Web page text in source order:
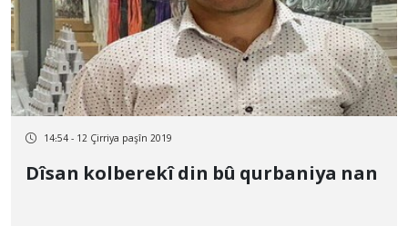
14:54 - 12 Çirriya paşîn 2019
Dîsan kolberekî din bû qurbaniya nan